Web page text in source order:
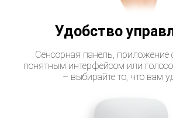
Удобство
Сенсорная панель, приложение
понятным интерфейсом или
– выбирайте то, что вам